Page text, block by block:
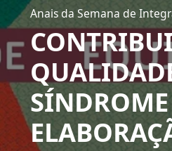
Anais da Semana de